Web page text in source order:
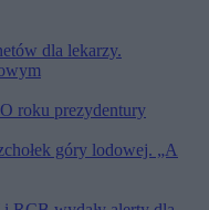
dla lekarzy.
roku prezydentury
góry lodowej. „A